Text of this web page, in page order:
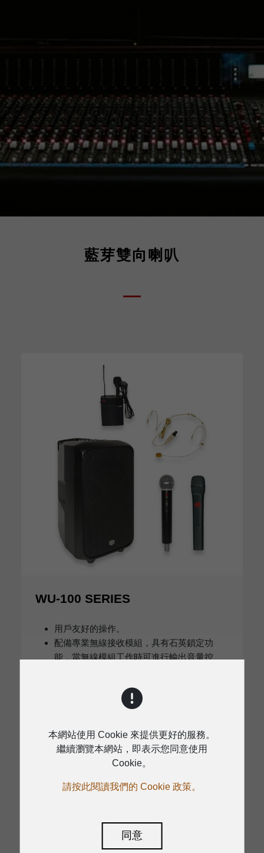
藍芽雙向喇叭
WU-100 SERIES
用戶友好的操作。
配備專業無線接收模組，具有石英鎖定功
能，當無線模組工作時可進行輸出音量控
內建一個麥克風和一對AUX輸入，具有獨立
D類功率擴大機配備專業兩分頻分音器。
專業安裝孔，可將本單元升高以滿足要求。
輪子和把手，方便攜帶
兩路電源供應：交流115-120 V/220-240 V，
直流22.2 V（鋰電池）
閱讀
本網站使用 Cookie 來提供更好的服務。
繼續瀏覽本網站，即表示您同意使用
Cookie。
請按此閱讀我們的 Cookie 政策。
同意